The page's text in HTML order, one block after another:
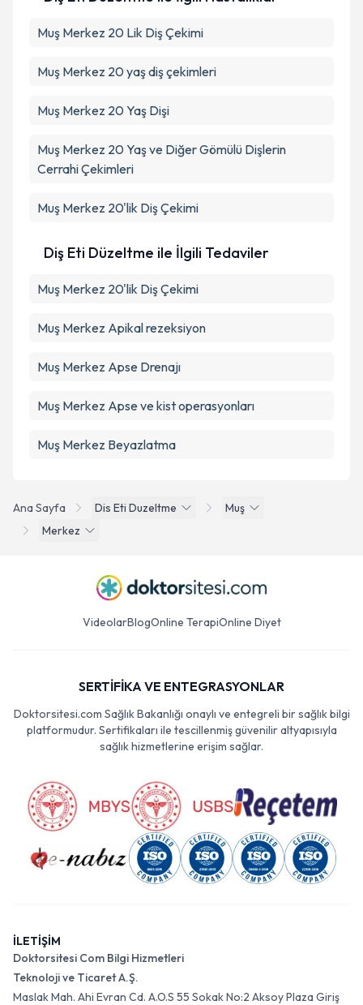
Ana Sayfa Dis Eti Duzeltme
Muş
Merkez
Muş Merkez 20 Lik Diş Çekimi
Muş Merkez 20 yaş diş çekimleri
Muş Merkez 20 Yaş Dişi
Muş Merkez 20 Yaş ve Diğer Gömülü Dişlerin
Cerrahi Çekimleri
Muş Merkez 20'lik Diş Çekimi
Diş Eti Düzeltme ile İlgili Tedaviler
Muş Merkez 20'lik Diş Çekimi
Muş Merkez Apikal rezeksiyon
Muş Merkez Apse Drenajı
Muş Merkez Apse ve kist operasyonları
Muş Merkez Beyazlatma
VideolarBlogOnline TerapiOnline Diyet
SERTİFİKA VE ENTEGRASYONLAR
Doktorsitesi.com Sağlık Bakanlığı onaylı ve entegreli bir sağlık bilgi
platformudur. Sertifikaları ile tescillenmiş güvenilir altyapısıyla
sağlık hizmetlerine erişim sağlar.
İLETİŞİM
Doktorsitesi Com Bilgi Hizmetleri
Teknoloji ve Ticaret A.Ş.
Maslak Mah. Ahi Evran Cd. A.O.S 55 Sokak No:2 Aksoy Plaza Giriş